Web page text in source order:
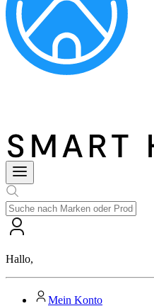
Hallo,
Mein Konto